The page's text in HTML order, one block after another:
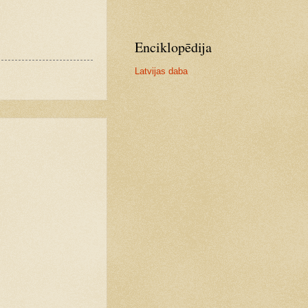
Enciklopēdija
Latvijas daba